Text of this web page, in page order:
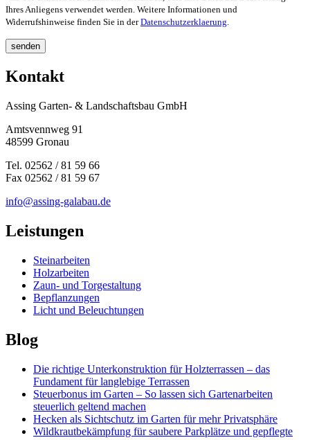
Ihres Anliegens verwendet werden. Weitere Informationen und
Widerrufshinweise finden Sie in derDatenschutzerklaerung.
senden
Kontakt
Assing Garten- & Landschaftsbau GmbH
Amtsvennweg 91
48599 Gronau
Tel. 02562 / 81 59 66
Fax 02562 / 81 59 67
info@assing-galabau.de
Leistungen
Steinarbeiten
Holzarbeiten
Zaun- und Torgestaltung
Bepflanzungen
Licht und Beleuchtungen
Blog
Die richtige Unterkonstruktion für Holzterrassen – das
Fundament für langlebige Terrassen
Steuerbonus im Garten – So lassen sich Gartenarbeiten
steuerlich geltend machen
Hecken als Sichtschutz im Garten für mehr Privatsphäre
Wildkrautbekämpfung für saubere Parkplätze und gepflegte